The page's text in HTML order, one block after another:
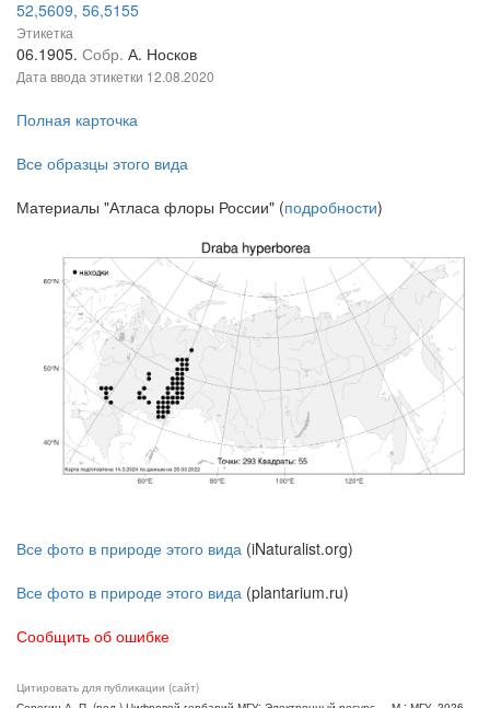
52,5609, 56,5155
Этикетка
06.1905. Собр. А. Носков
Дата ввода этикетки 12.08.2020
Полная карточка
Все образцы этого вида
Материалы "Атласа флоры России" (подробности)
Все фото в природе этого вида (iNaturalist.org)
Все фото в природе этого вида (plantarium.ru)
Сообщить об ошибке
Цитировать для публикации (сайт)